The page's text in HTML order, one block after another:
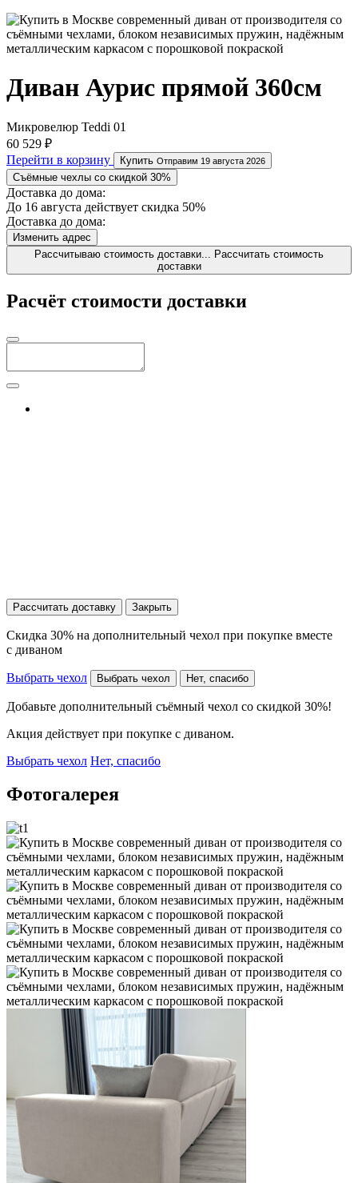
Диван Аурис прямой 360см
Микровелюр Teddi 01
60 529 ₽
Перейти в корзину
Купить Отправим 19 августа 2026
Съёмные чехлы со скидкой 30%
Доставка до дома:
До 16 августа действует скидка 50%
Доставка до дома:
Изменить адрес
Рассчитываю стоимость доставки...
Рассчитать стоимость
доставки
Расчёт стоимости доставки
Рассчитать доставку Закрыть
Скидка 30% на дополнительный чехол при покупке вместе
с диваном
Выбрать чехол Выбрать чехол Нет, спасибо
Добавьте дополнительный съёмный чехол со скидкой 30%!
Акция действует при покупке с диваном.
Выбрать чехол Нет, спасибо
Фотогалерея